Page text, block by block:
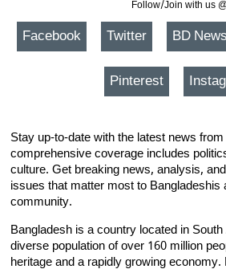
Follow/Join with us
Facebook Twitter BD
Pinterest
Stay up-to-date with the latest news
comprehensive coverage includes
culture. Get breaking news, analysis,
issues that matter most to Bangladeshis
community.
Bangladesh is a country located in
diverse population of over 160 million
heritage and a rapidly growing